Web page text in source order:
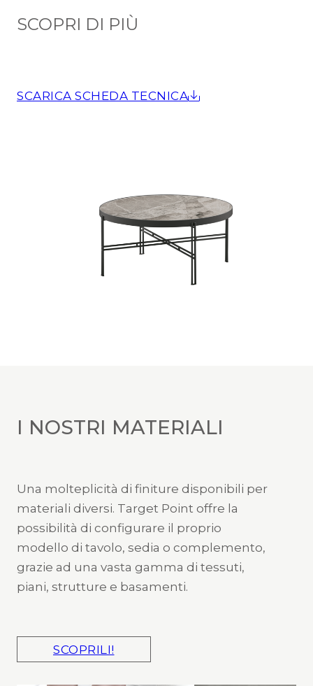
SCOPRI DI PIÙ
SCARICA SCHEDA TECNICA
I NOSTRI MATERIALI
Una molteplicità di finiture disponibili per
materiali diversi. Target Point offre la
possibilità di configurare il proprio
modello di tavolo, sedia o complemento,
grazie ad una vasta gamma di tessuti,
piani, strutture e basamenti.
SCOPRILI!